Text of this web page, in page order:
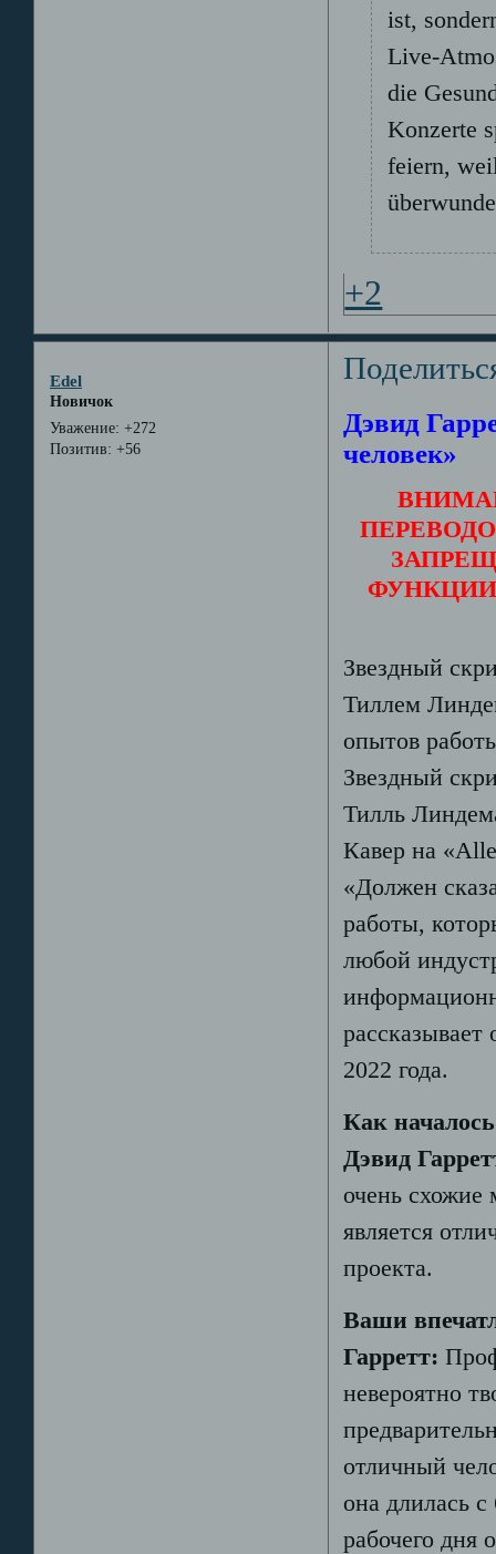
ist,
Live-
die
Konzerte
feiern,
+2
Edel
Новичок
Уважение: +272
Позитив: +56
Дэвид
человек»
Звездный
Тиллем
опытов
Звездный
Тилль
Кавер на
«Должен
работы,
любой
2022 года.
Как
Дэвид
очень схожие
является
проекта.
Ваши
Гарретт:
невероятно
отличный
она длилась
рабочего дня